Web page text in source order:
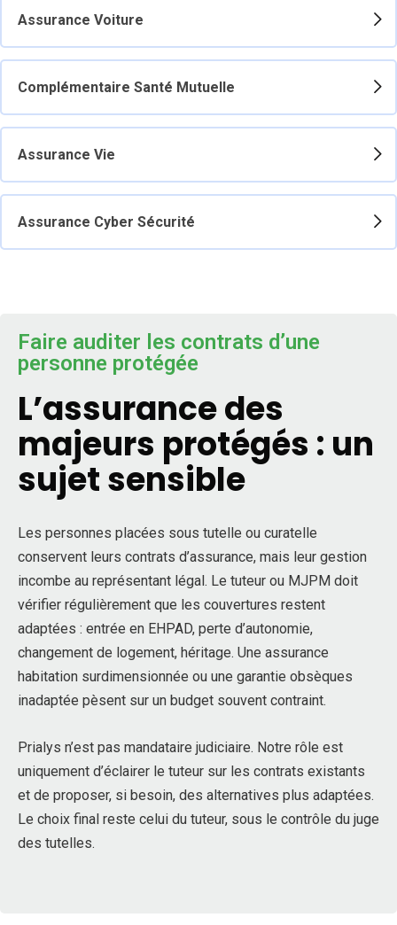
Assurance Voiture
Complémentaire Santé Mutuelle
Assurance Vie
Assurance Cyber Sécurité
Faire auditer les contrats d’une
personne protégée
L’assurance des
majeurs protégés : un
sujet sensible
Les personnes placées sous tutelle ou curatelle
conservent leurs contrats d’assurance, mais leur gestion
incombe au représentant légal. Le tuteur ou MJPM doit
vérifier régulièrement que les couvertures restent
adaptées : entrée en EHPAD, perte d’autonomie,
changement de logement, héritage. Une assurance
habitation surdimensionnée ou une garantie obsèques
inadaptée pèsent sur un budget souvent contraint.
Prialys n’est pas mandataire judiciaire. Notre rôle est
uniquement d’éclairer le tuteur sur les contrats existants
et de proposer, si besoin, des alternatives plus adaptées.
Le choix final reste celui du tuteur, sous le contrôle du juge
des tutelles.